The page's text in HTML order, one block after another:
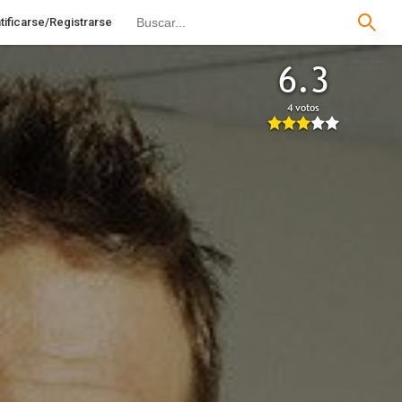
Registrarse
6.3
4 votos